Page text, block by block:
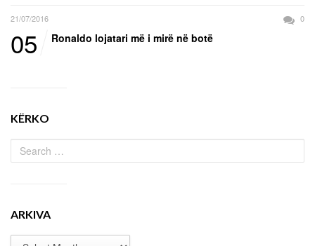
21/07/2016 0
05 Ronaldo lojatari më i mirë në botë
KËRKO
ARKIVA